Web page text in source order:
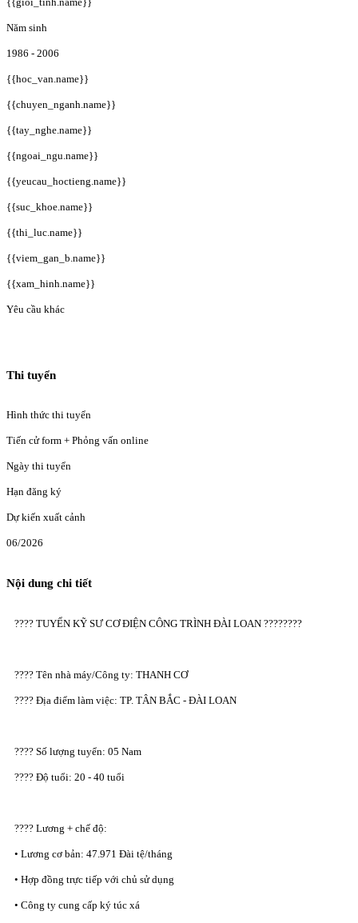
Năm sinh
1986 - 2006
{{hoc_van.name}}
{{chuyen_nganh.name}}
{{tay_nghe.name}}
{{ngoai_ngu.name}}
{{yeucau_hoctieng.name}}
{{suc_khoe.name}}
{{thi_luc.name}}
{{viem_gan_b.name}}
{{xam_hinh.name}}
Yêu cầu khác
Thi tuyển
Hình thức thi tuyển
Tiến cử form + Phỏng vấn online
Ngày thi tuyển
Hạn đăng ký
Dự kiến xuất cảnh
06/2026
Nội dung chi tiết
???? TUYỂN KỸ SƯ CƠ ĐIỆN CÔNG TRÌNH ĐÀI LOAN ????????
???? Tên nhà máy/Công ty: THANH CƠ
???? Địa điểm làm việc: TP. TÂN BẮC - ĐÀI LOAN
???? Số lượng tuyển: 05 Nam
???? Độ tuổi: 20 - 40 tuổi
???? Lương + chế độ:
• Lương cơ bản: 47.971 Đài tệ/tháng
• Hợp đồng trực tiếp với chủ sử dụng
• Công ty cung cấp ký túc xá